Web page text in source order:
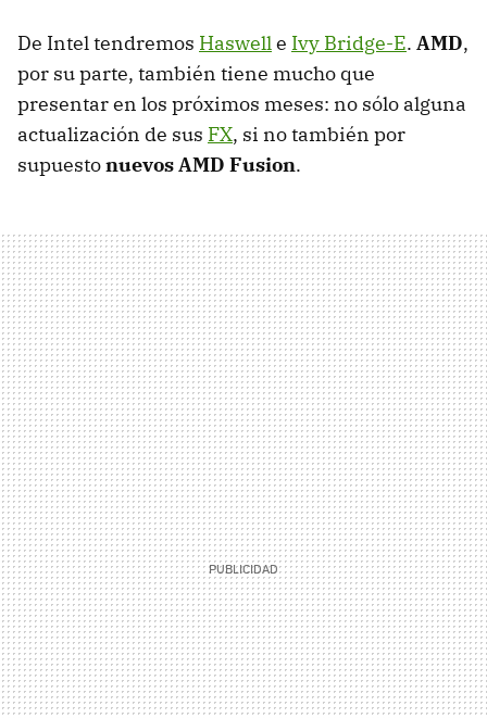
De Intel tendremos Haswelle Ivy Bridge-E. AMD,
por su parte, también tiene mucho que
presentar en los próximos meses: no sólo alguna
actualización de sus FX, si no también por
supuestonuevos AMD Fusion.